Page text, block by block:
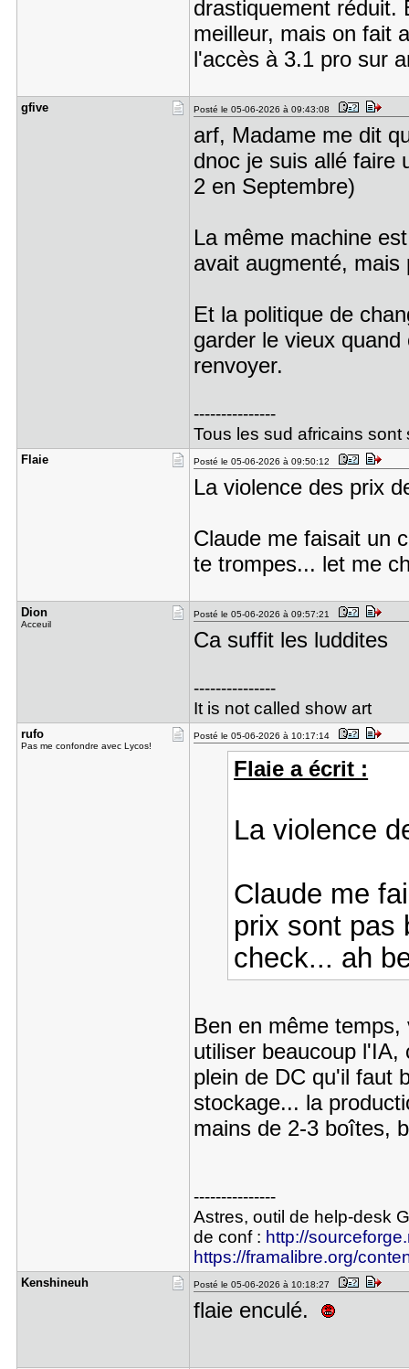
drastiquement réduit.
meilleur, mais on fait
l'accès à 3.1 pro sur
gfive Posté le 05-06-2026 à 09:43:08
arf, Madame me dit
dnoc je suis allé faire
2 en Septembre)
La même machine
avait augmenté, mais
Et la politique de
garder le vieux
renvoyer.
---------------
Tous les sud africains sont
Flaie Posté le 05-06-2026 à 09:50:12
La violence des prix
Claude me faisait un
te trompes... let me
Dion
Acceuil
Posté le 05-06-2026 à 09:57:21
Ca suffit les luddites
---------------
It is not called show art
rufo
Pas me confondre avec Lycos!
Posté le 05-06-2026 à 10:17:14
Flaie a écrit :
La violence
Claude me
prix sont pas
check... ah
Ben en même
utiliser beaucoup
plein de DC qu'il faut
stockage... la
mains de 2-3 boîtes,
---------------
Astres, outil de help-desk
de conf : http://
https://framalibre.org/
Kenshineuh Posté le 05-06-2026 à 10:18:27
flaie enculé.